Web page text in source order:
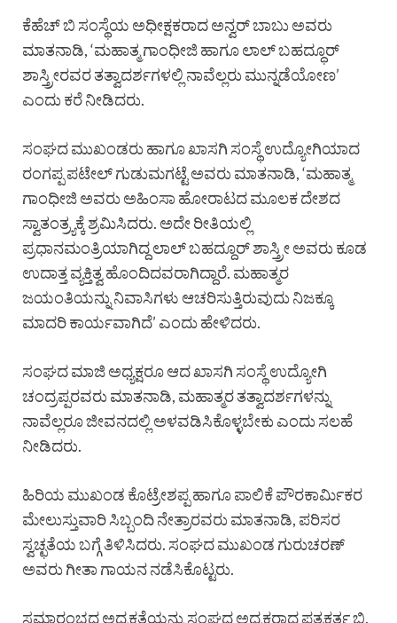
ಕೆಹೆಚ್ ಬಿ ಸಂಸ್ಥೆಯ ಅಧೀಕ್ಷಕರಾದ ಅನ್ವರ್ ಬಾಬು ಅವರು
ಮಾತನಾಡಿ, ‘ಮಹಾತ್ಮ ಗಾಂಧೀಜಿ ಹಾಗೂ ಲಾಲ್ ಬಹದ್ಧೂರ್
ಶಾಸ್ತ್ರೀರವರ ತತ್ವಾದರ್ಶಗಳಲ್ಲಿ ನಾವೆಲ್ಲರು ಮುನ್ನಡೆಯೋಣ’
ಎಂದು ಕರೆ ನೀಡಿದರು.
ಸಂಘದ ಮುಖಂಡರು ಹಾಗೂ ಖಾಸಗಿ ಸಂಸ್ಥೆ ಉದ್ಯೋಗಿಯಾದ
ರಂಗಪ್ಪ ಪಟೇಲ್ ಗುಡುಮಗಟ್ಟೆ ಅವರು ಮಾತನಾಡಿ, ‘ಮಹಾತ್ಮ
ಗಾಂಧೀಜಿ ಅವರು ಅಹಿಂಸಾ ಹೋರಾಟದ ಮೂಲಕ ದೇಶದ
ಸ್ವಾತಂತ್ರ್ಯಕ್ಕೆ ಶ್ರಮಿಸಿದರು. ಅದೇ ರೀತಿಯಲ್ಲಿ
ಪ್ರಧಾನಮಂತ್ರಿಯಾಗಿದ್ದ ಲಾಲ್ ಬಹದ್ದೂರ್ ಶಾಸ್ತ್ರೀ ಅವರು ಕೂಡ
ಉದಾತ್ತ ವ್ಯಕ್ತಿತ್ವ ಹೊಂದಿದವರಾಗಿದ್ದಾರೆ. ಮಹಾತ್ಮರ
ಜಯಂತಿಯನ್ನು ನಿವಾಸಿಗಳು ಆಚರಿಸುತ್ತಿರುವುದು ನಿಜಕ್ಕೂ
ಮಾದರಿ ಕಾರ್ಯವಾಗಿದೆ’ ಎಂದು ಹೇಳಿದರು.
ಸಂಘದ ಮಾಜಿ ಅಧ್ಯಕ್ಷರೂ ಆದ ಖಾಸಗಿ ಸಂಸ್ಥೆ ಉದ್ಯೋಗಿ
ಚಂದ್ರಪ್ಪರವರು ಮಾತನಾಡಿ, ಮಹಾತ್ಮರ ತತ್ವಾದರ್ಶಗಳನ್ನು
ನಾವೆಲ್ಲರೂ ಜೀವನದಲ್ಲಿ ಅಳವಡಿಸಿಕೊಳ್ಳಬೇಕು ಎಂದು ಸಲಹೆ
ನೀಡಿದರು.
ಹಿರಿಯ ಮುಖಂಡ ಕೊಟ್ರೇಶಪ್ಪ ಹಾಗೂ ಪಾಲಿಕೆ ಪೌರಕಾರ್ಮಿಕರ
ಮೇಲುಸ್ತುವಾರಿ ಸಿಬ್ಬಂದಿ ನೇತ್ರಾರವರು ಮಾತನಾಡಿ, ಪರಿಸರ
ಸ್ವಚ್ಛತೆಯ ಬಗ್ಗೆ ತಿಳಿಸಿದರು. ಸಂಘದ ಮುಖಂಡ ಗುರುಚರಣ್
ಅವರು ಗೀತಾ ಗಾಯನ ನಡೆಸಿಕೊಟ್ಟರು.
ಸಮಾರಂಭದ ಅಧ್ಯಕ್ಷತೆಯನ್ನು ಸಂಘದ ಅಧ್ಯಕ್ಷರಾದ ಪತ್ರಕರ್ತ ಬಿ.